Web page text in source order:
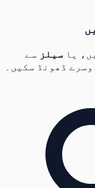
یا سیلزسے
ڈھونڈ سکیں۔